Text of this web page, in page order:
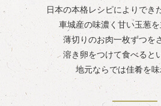
日本の本格レシピによりでき
車城産の味濃く甘い玉葱を
薄切りのお肉一枚ずつを
溶き卵をつけて食べると
地元ならでは佳肴を味